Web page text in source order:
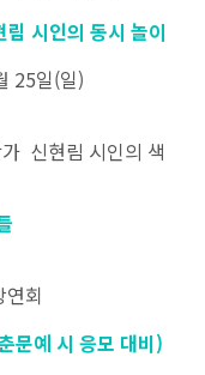
시인의 동시 놀이
25일(일)
신현림 시인의 색
회
문예 시 응모 대비)